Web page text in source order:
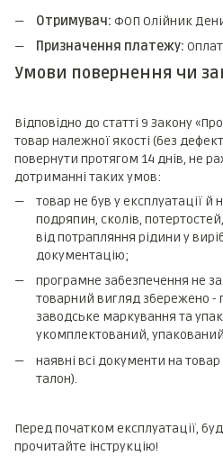
Отримувач: ФОП Олійник
Призначення платежу:
Умови повернення чи
Відповідно до статті 9 Закону
товар належної якості (без
повернути протягом 14 днів, не
дотриманні таких умов:
товар не був у експлуатації й
подряпин, сколів,
від потрапляння рідини у
документацію;
програмне забезпечення не
товарний вигляд збережено -
заводське маркування та
укомплектований,
наявні всі документи на товар
талон).
Перед початком експлуатації,
прочитайте інструкцію!